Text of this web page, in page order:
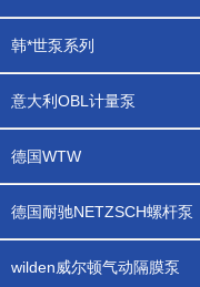
韩*世泵系列
意大利OBL计量泵
德国WTW
德国耐驰NETZSCH螺杆泵
wilden威尔顿气动隔膜泵